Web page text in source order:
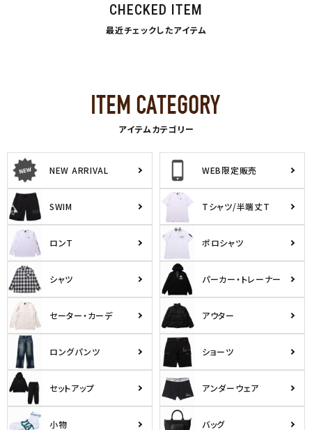
CHECKED ITEM
最近チェックしたアイテム
アイテムカテゴリー
NEW ARRIVAL WEB限定販売
SWIM Tシャツ/半端丈T
ロンT ポロシャツ
シャツ パーカー・トレーナー
セーター・カーデ アウター
ロングパンツ ショーツ
セットアップ アンダーウェア
小物 バッグ